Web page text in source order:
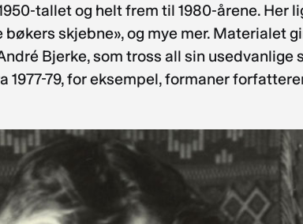
tallet og helt frem til 1980-årene. Her
skjebne», og mye mer. Materialet
Bjerke, som tross all sin usedvanlige
79, for eksempel, formaner